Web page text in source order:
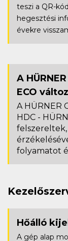
teszi a QR-
hegesztési
évekre
A
ECO
A HÜRNER
HDC -
folyamatot
Hőálló
A gép alap